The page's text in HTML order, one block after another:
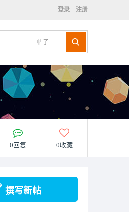
登录 注册
帖子
0回复 0收藏
撰写新帖